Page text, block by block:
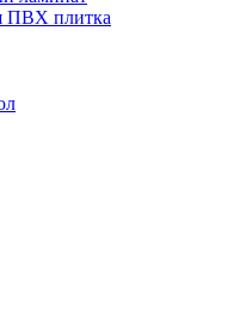
ПВХ плитка